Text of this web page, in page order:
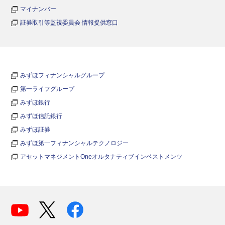
マイナンバー
証券取引等監視委員会 情報提供窓口
みずほフィナンシャルグループ
第一ライフグループ
みずほ銀行
みずほ信託銀行
みずほ証券
みずほ第一フィナンシャルテクノロジー
アセットマネジメントOneオルタナティブインベストメンツ